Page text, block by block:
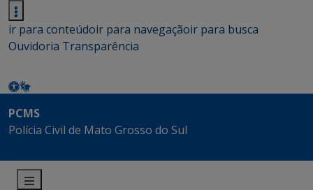
ir para conteúdoir para navegaçãoir para busca
Ouvidoria Transparência
PCMS
Polícia Civil de Mato Grosso do Sul